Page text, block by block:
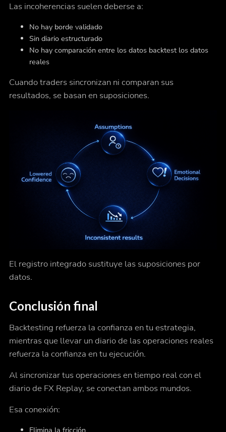
Las incoherencias suelen deberse a:
No hay borde validado
Sin diario estructurado
No hay comparación entre los datos backtest los datos
reales
Cuando traders sincronizan ni comparan sus
resultados, se basan en suposiciones.
El registro integrado sustituye las suposiciones por
datos.
Conclusión final
Backtesting refuerza la confianza en tu estrategia,
mientras que llevar un diario de las operaciones reales
refuerza la confianza en tu ejecución.
Al sincronizar tus operaciones en tiempo real con el
diario de FX Replay, se conectan ambos mundos.
Esa conexión: